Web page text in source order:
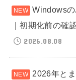
Windows
｜初期化前の確
2026.08.08
2026年と